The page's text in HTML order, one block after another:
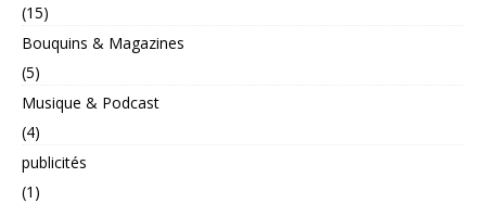
(15)
Bouquins & Magazines
(5)
Musique & Podcast
(4)
publicités
(1)